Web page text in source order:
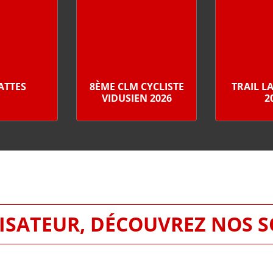
8ÈME CLM CYCLISTE
VIDUSIEN 2026
TRAIL
DÉCOUVREZ NOS